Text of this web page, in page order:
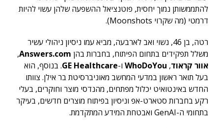
להתממשותן נמוך יחסית, פוטנציאל ההשפעה שלהן עשוי להיות
דרמטי (מה שקרוי Moonshots).
רטה, בן 46, נשוי ואב לארבעה, מביא עמו ניסיון ניהולי עשיר
משלל תפקידים בתחום הפיתוח, בחברות בהן Answers.com
,
אוור קראוד,
WhoDoYou ו-GE Healthcare. בנוסף, הוא
בעל תואר ראשון במדעי המחשב מאוניברסיטת בר אילן. צוותו
החדש באינטואיט יכלול מפתחים, מהנדסי מוצר וחוקרים, בעלי
רקע בחברות סטארט-אפ וניסיון בפיתוח מוצרים חדשים, בעיקר
בתחומי ה-GenAI ואבטחת המידע המתקדמת.